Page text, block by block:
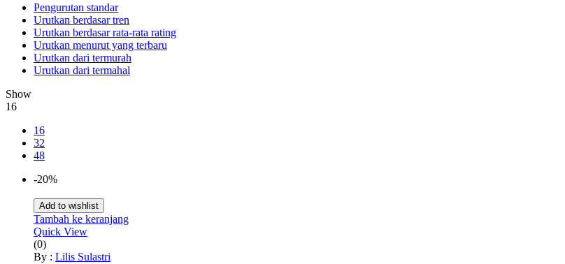
Pengurutan standar
Urutkan berdasar tren
Urutkan berdasar rata-rata rating
Urutkan menurut yang terbaru
Urutkan dari termurah
Urutkan dari termahal
Show
16
16
32
48
-20%
Add to wishlist
Tambah ke keranjang
Quick View
(0)
By : Lilis Sulastri